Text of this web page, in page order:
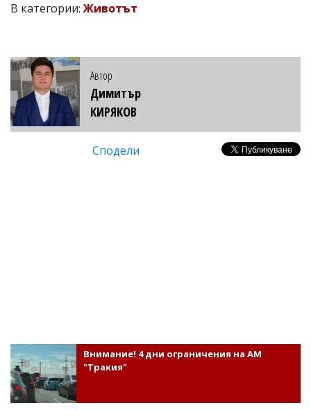
В категории:Животът
Автор
Димитър
КИРЯКОВ
Сподели
Внимание! 4 дни ограничения на АМ
"Тракия"